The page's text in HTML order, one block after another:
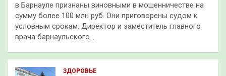
в Барнауле признаны виновными в мошенничестве на
сумму более 100 млн руб. Они приговорены судом к
условным срокам. Директор и заместитель главного
врача барнаульского…
ЗДОРОВЬЕ